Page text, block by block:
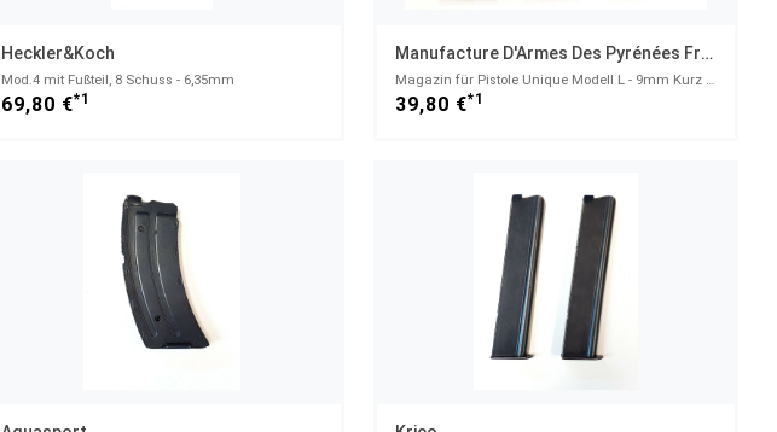
Heckler&Koch
Mod.4 mit Fußteil, 8 Schuss - 6,35mm
69,80 €*1
Manufacture D'Armes Des Pyrénées Françaises
Magazin für Pistole Unique Modell L - 9mm Kurz - 7 Schuss
39,80 €*1